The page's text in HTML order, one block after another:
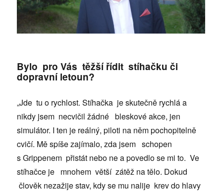
Bylo pro Vás těžší řídit stíhačku či
dopravní letoun?
„Jde tu o rychlost. Stíhačka je skutečně rychlá a
nikdy jsem necvičil žádné bleskové akce, jen
simulátor. I ten je reálný, piloti na něm pochopitelně
cvičí. Mě spíše zajímalo, zda jsem schopen
s Grippenem přistát nebo ne a povedlo se mi to. Ve
stíhačce je mnohem větší zátěž na tělo. Dokud
člověk nezažije stav, kdy se mu nalije krev do hlavy